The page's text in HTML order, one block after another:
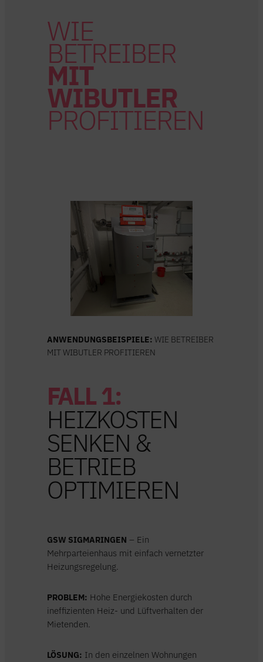
WIE
BETREIBER
MIT
WIBUTLER
PROFITIEREN
ANWENDUNGSBEISPIELE: WIE BETREIBER
MIT WIBUTLER PROFITIEREN
FALL 1:
HEIZKOSTEN
SENKEN &
BETRIEB
OPTIMIEREN
GSW SIGMARINGEN – Ein
Mehrparteienhaus mit einfach vernetzter
Heizungsregelung.
PROBLEM: Hohe Energiekosten durch
ineffizienten Heiz- und Lüftverhalten der
Mietenden.
LÖSUNG: In den einzelnen Wohnungen